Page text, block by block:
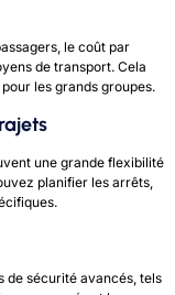
le coût par
de transport. Cela
les grands groupes.
une grande flexibilité
planifier les arrêts,
de sécurité avancés, tels